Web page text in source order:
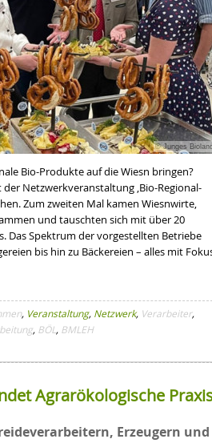
© Junges
Bio-Produkte auf die Wiesn bringen?
Netzwerkveranstaltung ‚Bio-Regional-
Zum zweiten Mal kamen Wiesnwirte,
und tauschten sich mit über 20
Das Spektrum der vorgestellten Betriebe
bis hin zu Bäckereien – alles mit
, Veranstaltung, Netzwerk, Verarbeiter,
, BÖL, BMLEH
Agrarökologische
Erzeugern und